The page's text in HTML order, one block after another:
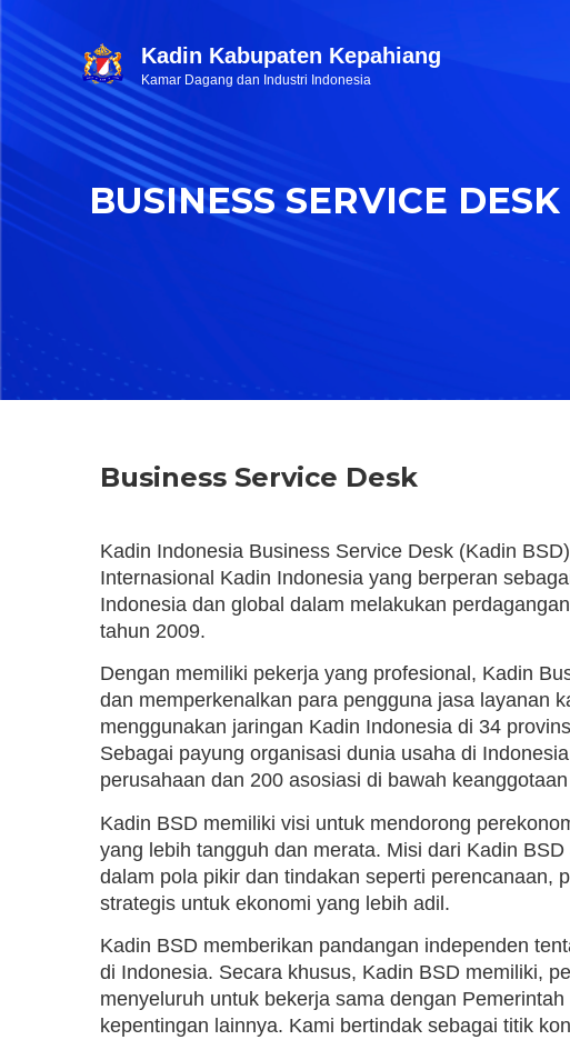
Kadin Kabupaten Kepahiang
Kamar Dagang dan Industri Indonesia
BUSINESS SERVICE DESK
Business Service Desk
Kadin Indonesia Business Service Desk (Kadin
Internasional Kadin Indonesia yang berperan
Indonesia dan global dalam melakukan
tahun 2009.
Dengan memiliki pekerja yang profesional, Kadin
dan memperkenalkan para pengguna jasa layanan
menggunakan jaringan Kadin Indonesia di 34
Sebagai payung organisasi dunia usaha di
perusahaan dan 200 asosiasi di bawah
Kadin BSD memiliki visi untuk mendorong
yang lebih tangguh dan merata. Misi dari Kadin
dalam pola pikir dan tindakan seperti perencanaan,
strategis untuk ekonomi yang lebih adil.
Kadin BSD memberikan pandangan independen
di Indonesia. Secara khusus, Kadin BSD memiliki,
menyeluruh untuk bekerja sama dengan
kepentingan lainnya. Kami bertindak sebagai titik